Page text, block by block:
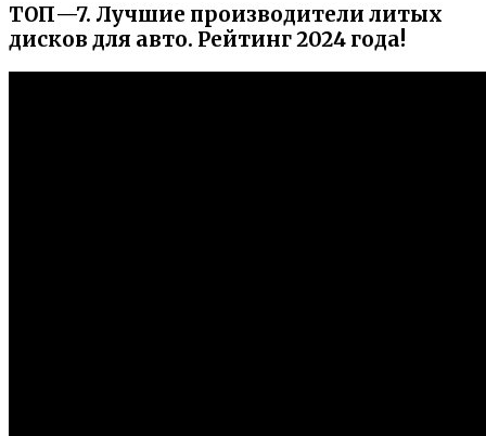
ТОП—7. Лучшие производители литых
дисков для авто. Рейтинг 2024 года!